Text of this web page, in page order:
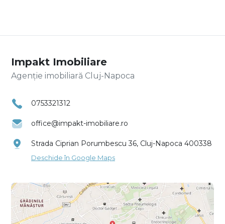
Impakt Imobiliare
Agenție imobiliară Cluj-Napoca
0753321312
office@impakt-imobiliare.ro
Strada Ciprian Porumbescu 36, Cluj-Napoca 400338
Deschide în Google Maps